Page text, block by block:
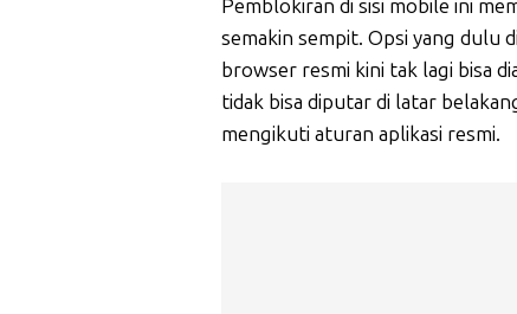
Pemblokiran di sisi mobile ini
semakin sempit. Opsi yang dulu
browser resmi kini tak lagi bisa
tidak bisa diputar di latar
mengikuti aturan aplikasi resmi.